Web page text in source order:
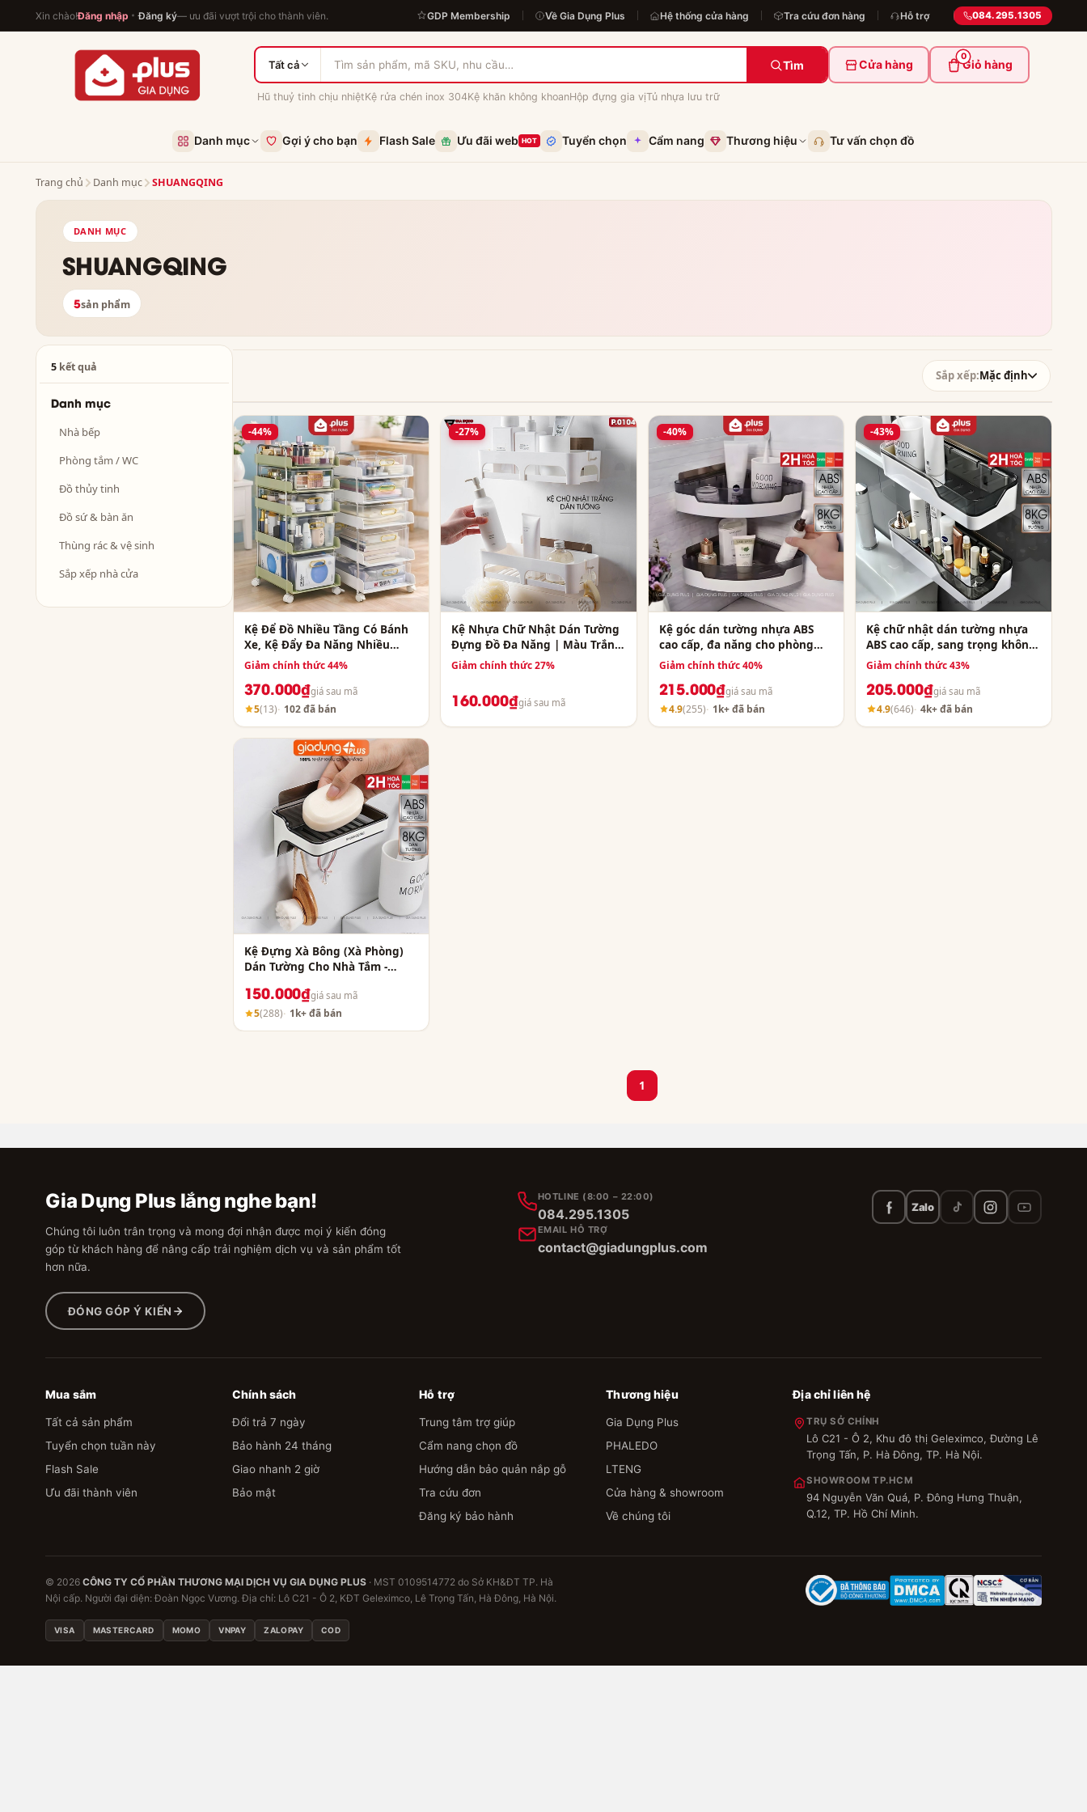
Xin chào!Đăng nhập Đăng ký— ưu đãi vượt trội cho thành viên. GDP Membership Về Gia Dụng Plus Hệ thống cửa hàng Tra cứu đơn hàng Hỗ trợ 084.295.1305
Tất cả Tìm Cửa hàng
0
Giỏ hàng
Hũ thuỷ tinh chịu nhiệtKệ rửa chén inox 304Kệ khăn không khoanHộp đựng gia vịTủ nhựa lưu trữ
Danh mục Gợi ý cho bạn Flash Sale Ưu đãi web HOT Tuyển chọn Cẩm nang Thương hiệu Tư vấn chọn đồ
Trang chủ Danh mục SHUANGQING
DANH MỤC
SHUANGQING
5sản phẩm
5kết quả
Danh mục
Nhà bếp
Phòng tắm / WC
Đồ thủy tinh
Đồ sứ & bàn ăn
Thùng rác & vệ sinh
Sắp xếp nhà cửa
Sắp xếp:Mặc định
-44%
Kệ Để Đồ Nhiều Tầng Có Bánh
Xe, Kệ Đẩy Đa Năng Nhiều
Ngăn, Kệ Đựng Mỹ Phẩm – Văn
Giảm chính thức 44%
370.000₫giá sau mã
5(13) 102 đã bán
-27%
Kệ Nhựa Chữ Nhật Dán Tường
Đựng Đồ Đa Năng | Màu Trắng
Tinh Khôi | Kèm Móc Treo |
Giảm chính thức 27%
160.000₫giá sau mã
-40%
Kệ góc dán tường nhựa ABS
cao cấp, đa năng cho phòng
tắm, nhà bếp, không khoan
Giảm chính thức 40%
215.000₫giá sau mã
4.9(255) 1k+ đã bán
-43%
Kệ chữ nhật dán tường nhựa
ABS cao cấp, sang trọng không
cần khoan đục ShuangQuing
Giảm chính thức 43%
205.000₫giá sau mã
4.9(646) 4k+ đã bán
Kệ Đựng Xà Bông (Xà Phòng)
Dán Tường Cho Nhà Tắm -
150.000₫giá sau mã
5(288) 1k+ đã bán
1
Gia Dụng Plus lắng nghe bạn!
Chúng tôi luôn trân trọng và mong đợi nhận được mọi ý kiến đóng
góp từ khách hàng để nâng cấp trải nghiệm dịch vụ và sản phẩm tốt
hơn nữa.
ĐÓNG GÓP Ý KIẾN
HOTLINE (8:00 – 22:00)
084.295.1305
EMAIL HỖ TRỢ
contact@giadungplus.com
Zalo
Mua sắm
Tất cả sản phẩm
Tuyển chọn tuần này
Flash Sale
Ưu đãi thành viên
Chính sách
Đổi trả 7 ngày
Bảo hành 24 tháng
Giao nhanh 2 giờ
Bảo mật
Hỗ trợ
Trung tâm trợ giúp
Cẩm nang chọn đồ
Hướng dẫn bảo quản nắp gỗ
Tra cứu đơn
Đăng ký bảo hành
Thương hiệu
Gia Dụng Plus
PHALEDO
LTENG
Cửa hàng & showroom
Về chúng tôi
Địa chỉ liên hệ
TRỤ SỞ CHÍNH
Lô C21 - Ô 2, Khu đô thị Geleximco, Đường Lê
Trọng Tấn, P. Hà Đông, TP. Hà Nội.
SHOWROOM TP.HCM
94 Nguyễn Văn Quá, P. Đông Hưng Thuận,
Q.12, TP. Hồ Chí Minh.
© 2026 CÔNG TY CỔ PHẦN THƯƠNG MẠI DỊCH VỤ GIA DỤNG PLUS · MST 0109514772 do Sở KH&ĐT TP. Hà
Nội cấp. Người đại diện: Đoàn Ngọc Vương. Địa chỉ: Lô C21 - Ô 2, KĐT Geleximco, Lê Trọng Tấn, Hà Đông, Hà Nội.
VISA MASTERCARD MOMO VNPAY ZALOPAY COD